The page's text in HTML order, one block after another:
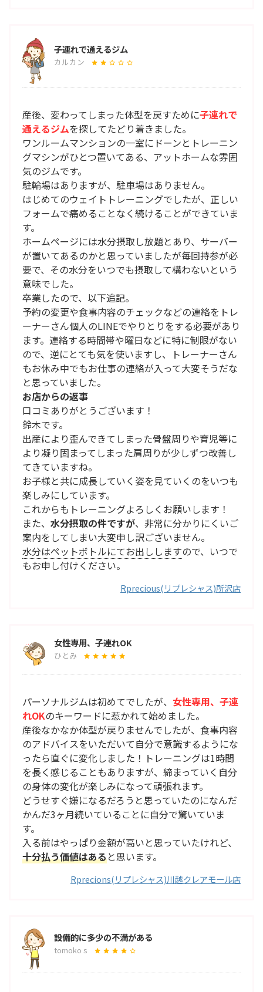
子連れで通えるジム
カルカン
産後、変わってしまった体型を戻すために子連れで
通えるジムを探してたどり着きました。
ワンルームマンションの一室にドーンとトレーニン
グマシンがひとつ置いてある、アットホームな雰囲
気のジムです。
駐輪場はありますが、駐車場はありません。
はじめてのウェイトトレーニングでしたが、正しい
フォームで痛めることなく続けることができていま
す。
ホームページには水分摂取し放題とあり、サーバー
が置いてあるのかと思っていましたが毎回持参が必
要で、その水分をいつでも摂取して構わないという
意味でした。
卒業したので、以下追記。
予約の変更や食事内容のチェックなどの連絡をトレ
ーナーさん個人のLINEでやりとりをする必要があり
ます。連絡する時間帯や曜日などに特に制限がない
ので、逆にとても気を使いますし、トレーナーさん
もお休み中でもお仕事の連絡が入って大変そうだな
と思っていました。
お店からの返事
口コミありがとうございます！
鈴木です。
出産により歪んできてしまった骨盤周りや育児等に
より凝り固まってしまった肩周りが少しずつ改善し
てきていますね。
お子様と共に成長していく姿を見ていくのをいつも
楽しみにしています。
これからもトレーニングよろしくお願いします！
また、 水分摂取の件ですが、非常に分かりにくいご
案内をしてしまい大変申し訳ございません。
水分はペットボトルにてお出ししますので、いつで
もお申し付けください。
Rprecious(リプレシャス)所沢店
女性専用、子連れOK
ひとみ
パーソナルジムは初めてでしたが、 女性専用、子連
れOKのキーワードに惹かれて始めました。
産後なかなか体型が戻りませんでしたが、食事内容
のアドバイスをいただいて自分で意識するようにな
ったら直ぐに変化しました！トレーニングは1時間
を長く感じることもありますが、締まっていく自分
の身体の変化が楽しみになって頑張れます。
どうせすぐ嫌になるだろうと思っていたのになんだ
かんだ3ヶ月続いていることに自分で驚いていま
す。
入る前はやっぱり金額が高いと思っていたけれど、
十分払う価値はあると思います。
Rprecions(リプレシャス)川越クレアモール店
設備的に多少の不満がある
tomoko s